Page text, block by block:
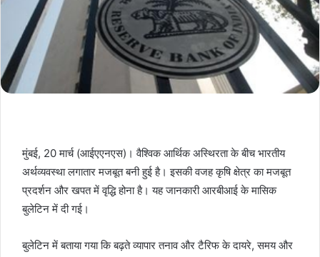
मुंबई, 20 मार्च (आईएएनएस)। वैश्विक आर्थिक अस्थिरता के बीच भारतीय
अर्थव्यवस्था लगातार मजबूत बनी हुई है। इसकी वजह कृषि क्षेत्र का मजबूत
प्रदर्शन और खपत में वृद्धि होना है। यह जानकारी आरबीआई के मासिक
बुलेटिन में दी गई।
बुलेटिन में बताया गया कि बढ़ते व्यापार तनाव और टैरिफ के दायरे, समय और